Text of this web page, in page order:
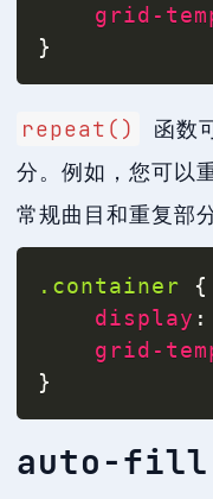
grid-
}
repeat()
函数
分。例如，您可以
常规曲目和重复部分
.container
{
display :
grid-
}
auto-fill